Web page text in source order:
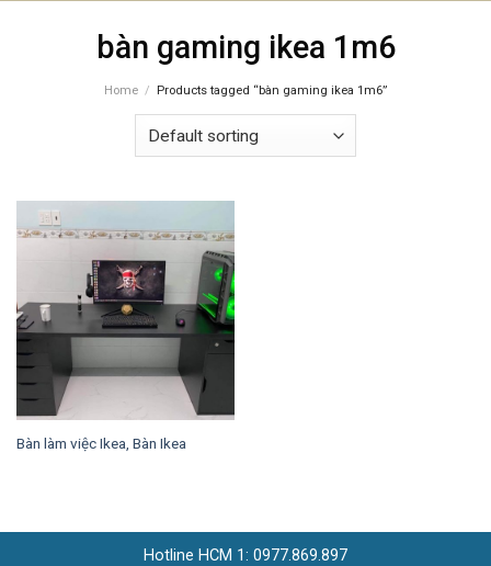
bàn gaming ikea 1m6
Home / Products tagged “bàn gaming ikea 1m6”
Bàn làm việc Ikea, Bàn Ikea
Hotline HCM 1: 0977.869.897